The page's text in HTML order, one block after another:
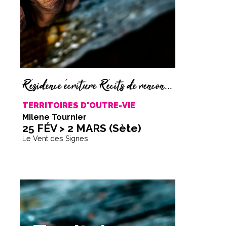
Résidence écriture Récits de rencontre
TERRITOIRES D'OUTRE-VIE
Milene Tournier
25 FÉV > 2 MARS (Sète)
Le Vent des Signes